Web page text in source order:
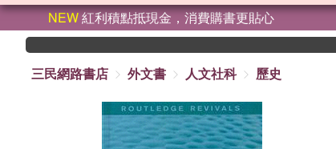
NEW紅利積點抵現金，消費購書更貼心
三民網路書店
外文書 人文社科 歷史